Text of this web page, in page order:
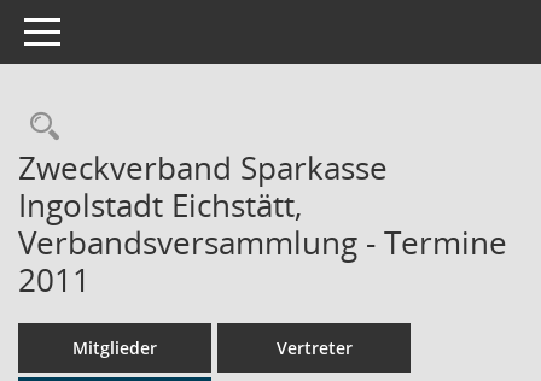
Toggle navigation
Rechercheauswahl
Zweckverband Sparkasse
Ingolstadt Eichstätt,
Verbandsversammlung - Termine
2011
Mitglieder Vertreter